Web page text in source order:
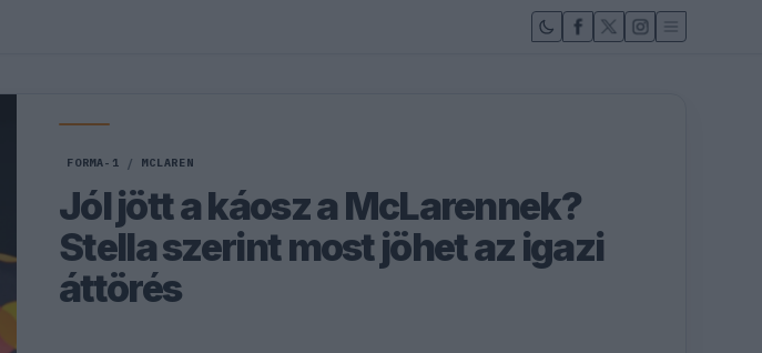
FORMA-1 / MCLAREN
Jól jött a káosz a McLarennek?
Stella szerint most jöhet az igazi
áttörés